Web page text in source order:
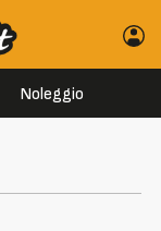
Noleggio